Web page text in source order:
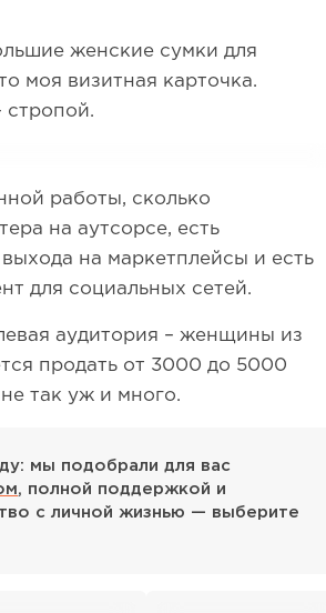
женские сумки для
моя визитная карточка.
работы, сколько
на аутсорсе, есть
на маркетплейсы и есть
для социальных сетей.
аудитория – женщины из
продать от 3000 до 5000
так уж и много.
мы подобрали для вас
, полной поддержкой и
с личной жизнью — выберите